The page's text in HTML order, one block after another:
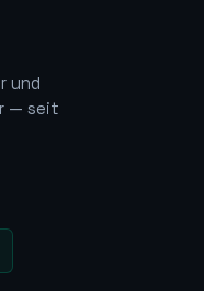
und
— seit